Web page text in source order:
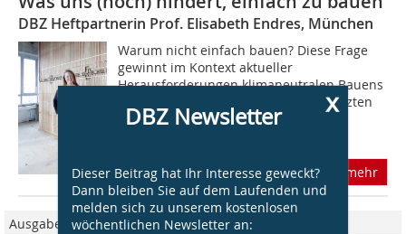
x
DBZ Newsletter
Dieser Beitrag hat Ihr Interesse geweckt?
Dann bleiben Sie auf dem Laufenden und
melden sich zu unserem kostenlosen
wöchentlichen Newsletter an:
DBZ Heftpartnerin Prof. Elisabeth Endres, München
Warum nicht einfach bauen? Diese Frage
gewinnt im Kontext aktueller
Herausforderungen klimaneutralen Bauens
stetig an Bedeutung. Während die letzten
drei Jahrzehnte geprägt waren vom
mehr
Ausgabe 06/2021